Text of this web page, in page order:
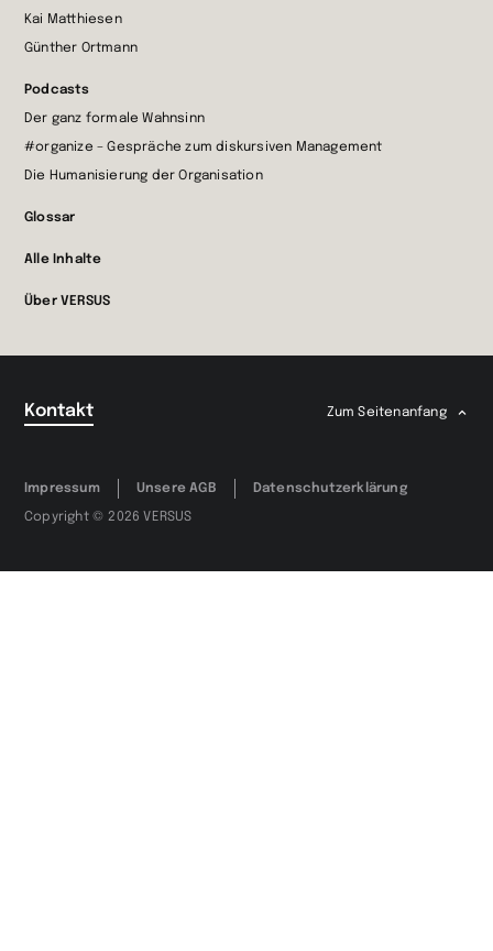
Kai Matthiesen
Günther Ortmann
Podcasts
Der ganz formale Wahnsinn
#organize – Gespräche zum diskursiven Management
Die Humanisierung der Organisation
Glossar
Alle Inhalte
Über VERSUS
Kontakt Zum Seitenanfang
Impressum Unsere AGB Datenschutzerklärung
Copyright © 2026 VERSUS